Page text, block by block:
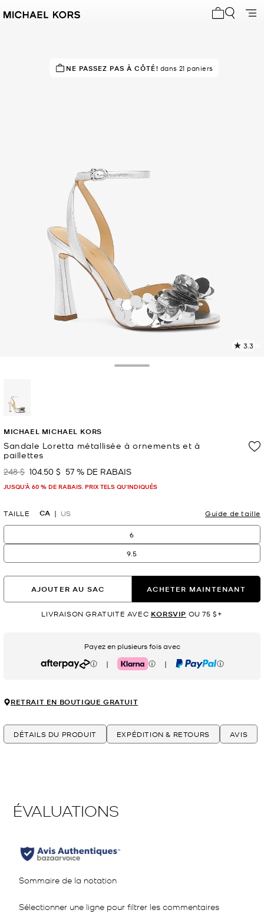
EN DEMANDE !12 vendus
NE PASSEZ PAS À CÔTÉ! dans 21 paniers
3.3
MICHAEL MICHAEL KORS
Sandale Loretta métallisée à ornements et à
paillettes
était
248 $ maintenant
104.50 $ 57 % DE RABAIS
JUSQU’À 60 % DE RABAIS. PRIX TELS QU'INDIQUÉS
TAILLE CA US Guide de taille
6
9.5
AJOUTER AU SAC ACHETER MAINTENANT
LIVRAISON GRATUITE AVEC KORSVIP OU 75 $+
Payez en plusieurs fois avec
Afterpay | Klarna | PayPal
RETRAIT EN BOUTIQUE GRATUIT
DÉTAILS DU PRODUIT EXPÉDITION & RETOURS AVIS